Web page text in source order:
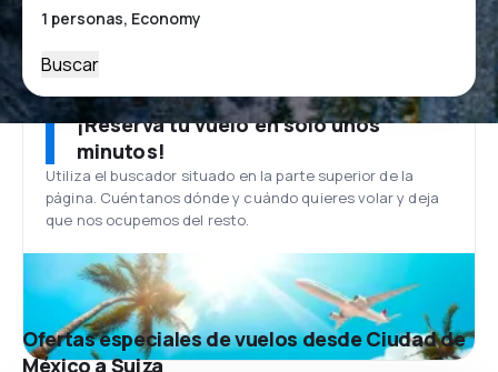
Buscar
¡Reserva tu vuelo en solo unos
minutos!
Utiliza el buscador situado en la parte superior de la
página. Cuéntanos dónde y cuándo quieres volar y deja
que nos ocupemos del resto.
Ofertas especiales de vuelos desde Ciudad de
México a Suiza